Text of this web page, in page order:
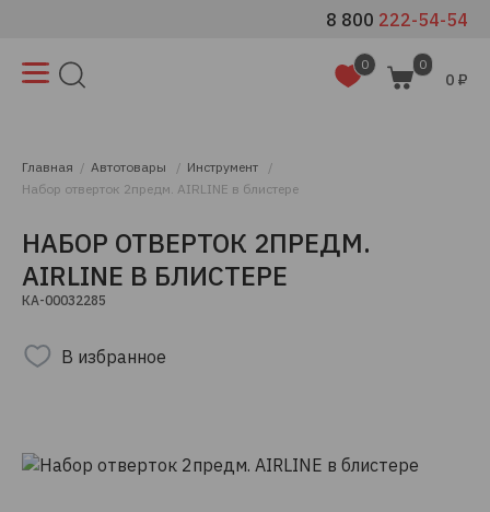
8 800 222-54-54
0 0
0 ₽
Главная Автотовары
Инструмент
Набор отверток 2предм. AIRLINE в блистере
НАБОР ОТВЕРТОК 2ПРЕДМ.
AIRLINE В БЛИСТЕРЕ
КА-00032285
В избранное